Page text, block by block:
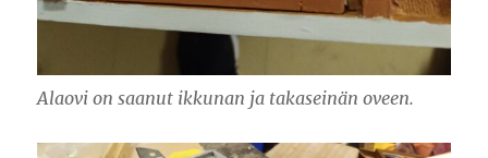
Alaovi on saanut ikkunan ja takaseinän oveen.